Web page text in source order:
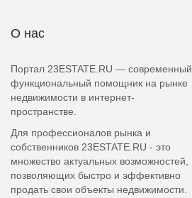
О нас
Портал 23ESTATE.RU — современный
функциональный помощник на рынке
недвижимости в интернет-
пространстве.
Для профессионалов рынка и
собственников 23ESTATE.RU - это
множество актуальных возможностей,
позволяющих быстро и эффективно
продать свои объекты недвижимости.